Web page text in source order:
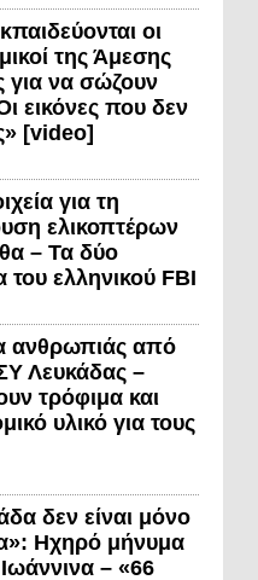
οι
της Άμεσης
για να σώζουν
εικόνες που δεν
[video]
για τη
ελικοπτέρων
– Τα δύο
του ελληνικού FBI
ανθρωπιάς από
Λευκάδας –
τρόφιμα και
υλικό για τους
δεν είναι μόνο
Ηχηρό μήνυμα
– «66